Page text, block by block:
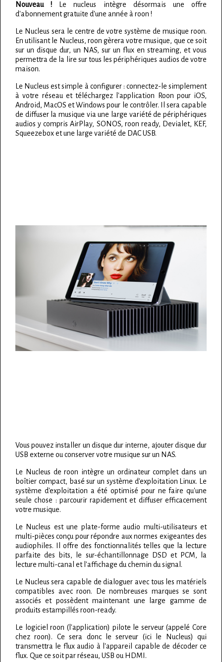
Nouveau !
Le nucleus intègre désormais une offre
d'abonnement gratuite d'une année à roon !
Le Nucleus sera le centre de votre système de musique roon.
En utilisant le Nucleus, roon gèrera votre musique, que ce soit
sur un disque dur, un NAS, sur un flux en streaming, et vous
permettra de la lire sur tous les périphériques audios de votre
maison.
Le Nucleus est simple à configurer : connectez-le simplement
à votre réseau et téléchargez l'application Roon pour iOS,
Android, MacOS et Windows pour le contrôler. Il sera capable
de diffuser la musique via une large variété de périphériques
audios y compris AirPlay, SONOS, roon ready, Devialet, KEF,
Squeezebox et une large variété de DAC USB.
Vous pouvez installer un disque dur interne, ajouter disque dur
USB externe ou conserver votre musique sur un NAS.
Le Nucleus de roon intègre un ordinateur complet dans un
boîtier compact, basé sur un système d'exploitation Linux. Le
système d'exploitation a été optimisé pour ne faire qu'une
seule chose : parcourir rapidement et diffuser efficacement
votre musique.
Le Nucleus est une plate-forme audio multi-utilisateurs et
multi-pièces conçu pour répondre aux normes exigeantes des
audiophiles. Il offre des fonctionnalités telles que la lecture
parfaite des bits, le sur-échantillonnage DSD et PCM, la
lecture multi-canal et l'affichage du chemin du signal.
Le Nucleus sera capable de dialoguer avec tous les matériels
compatibles avec roon. De nombreuses marques se sont
associés et possèdent maintenant une large gamme de
produits estampillés roon-ready.
Le logiciel roon (l'application) pilote le serveur (appelé Core
chez roon). Ce sera donc le serveur (ici le Nucleus) qui
transmettra le flux audio à l'appareil capable de décoder ce
flux. Que ce soit par réseau, USB ou HDMI.